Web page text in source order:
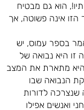
הוא גם מבטיח
הזו אינה פשוטה, אך
בספר עמוס, יש
זו היא נבואה של
והיא מתארת את המצב
הנבואה שבו
שנצרכה לדורות
ואנשים אפילו